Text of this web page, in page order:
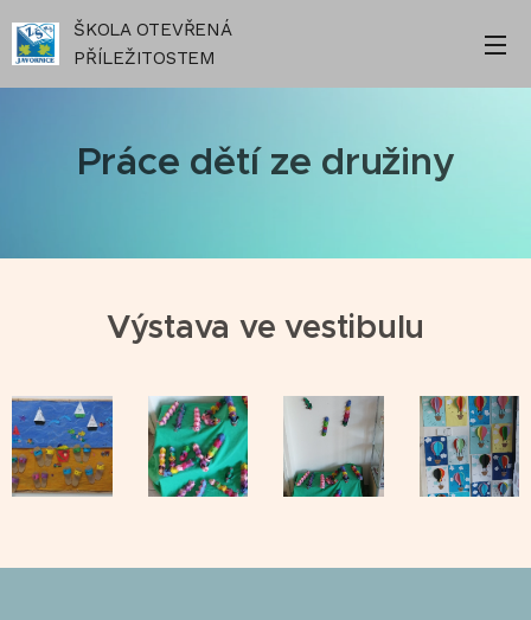
ŠKOLA OTEVŘENÁ
PŘÍLEŽITOSTEM
Práce dětí ze družiny
Výstava ve vestibulu